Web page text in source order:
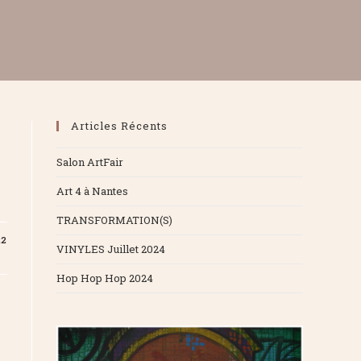
Articles Récents
Salon ArtFair
Art 4 à Nantes
TRANSFORMATION(S)
VINYLES Juillet 2024
Hop Hop Hop 2024